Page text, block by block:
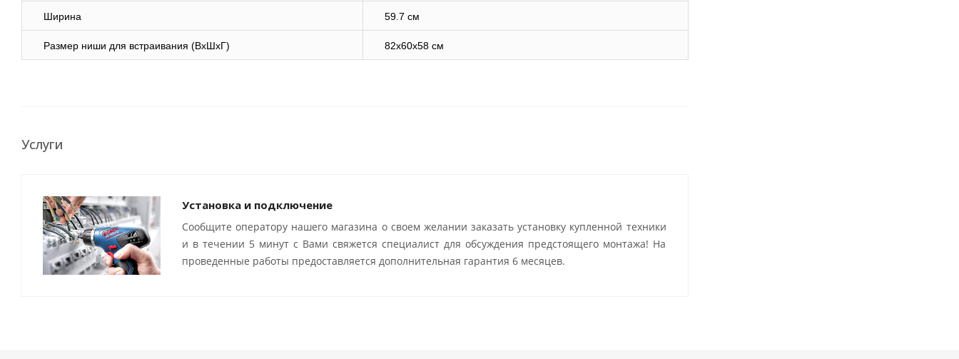
Ширина 59.7 см
Размер ниши для встраивания (ВхШхГ) 82x60x58 см
Услуги
Установка и подключение
Сообщите оператору нашего магазина о своем желании заказать установку купленной техники
и в течении 5 минут с Вами свяжется специалист для обсуждения предстоящего монтажа! На
проведенные работы предоставляется дополнительная гарантия 6 месяцев.